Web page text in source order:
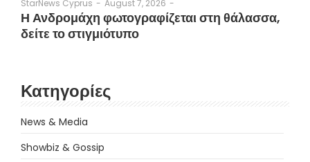
StarNews Cyprus - August 7, 2026 -
Η Ανδρομάχη φωτογραφίζεται στη θάλασσα,
δείτε το στιγμιότυπο
Κατηγορίες
News & Media
Showbiz & Gossip